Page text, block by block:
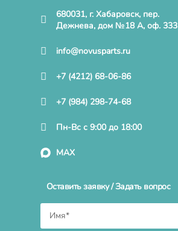
680031, г. Хабаровск, пер.
Дежнева, дом №18 А, оф. 333
info@novusparts.ru
+7 (4212) 68-06-86
+7 (984) 298-74-68
Пн-Вс с 9:00 до 18:00
MAX
Оставить заявку / Задать вопрос